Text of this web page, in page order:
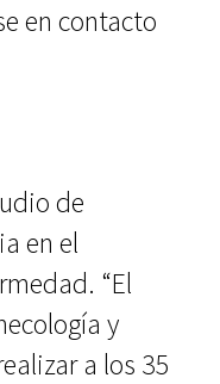
en contacto
de
en el
“El
y
a los 35